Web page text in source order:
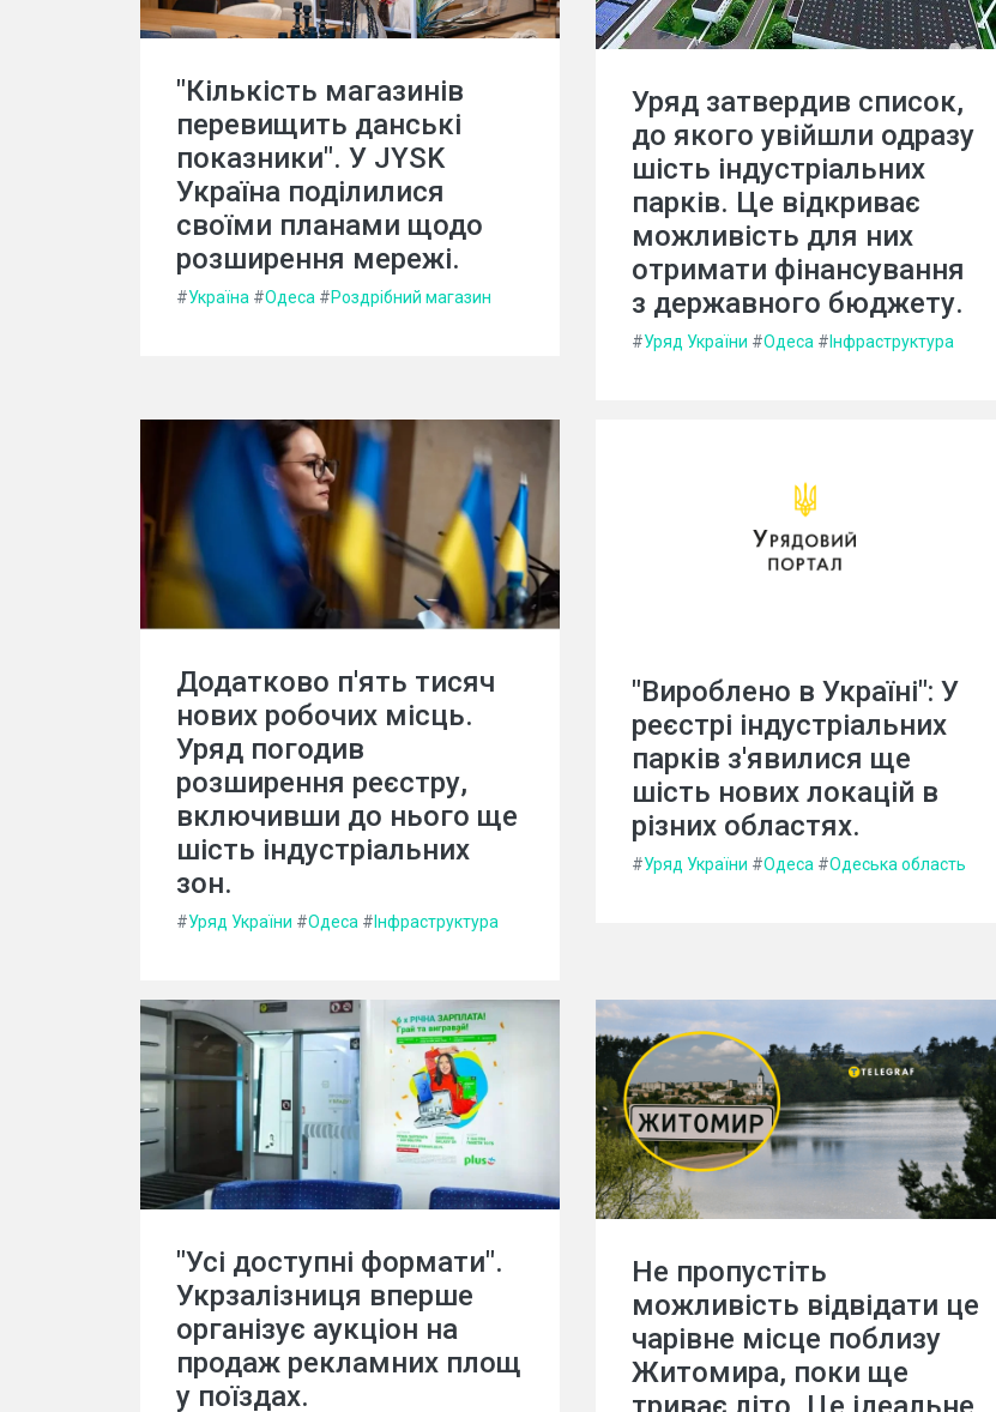
"Кількість магазинів
перевищить данські
показники". У JYSK
Україна поділилися
своїми планами щодо
розширення мережі.
#Україна #Одеса #Роздрібний магазин
Уряд затвердив список,
до якого увійшли одразу
шість індустріальних
парків. Це відкриває
можливість для них
отримати фінансування
з державного бюджету.
#Уряд України #Одеса # Інфраструктура
Додатково п'ять тисяч
нових робочих місць.
Уряд погодив
розширення реєстру,
включивши до нього ще
шість індустріальних
зон.
#Уряд України #Одеса # Інфраструктура
"Вироблено в Україні": У
реєстрі індустріальних
парків з'явилися ще
шість нових локацій в
різних областях.
#Уряд України #Одеса #Одеська область
"Усі доступні формати".
Укрзалізниця вперше
організує аукціон на
продаж рекламних площ
у поїздах.
Не пропустіть
можливість відвідати це
чарівне місце поблизу
Житомира, поки ще